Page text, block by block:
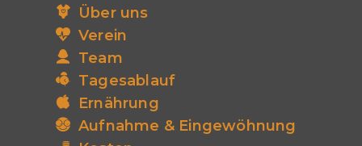
Über uns
Verein
Team
Tagesablauf
Ernährung
Aufnahme & Eingewöhnung